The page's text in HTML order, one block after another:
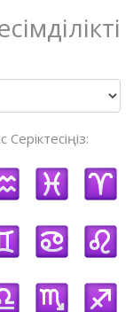
Серіктесіңіз: